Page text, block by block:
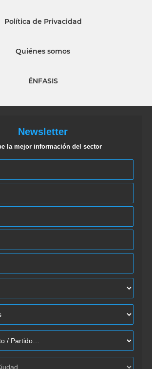
Política de Privacidad
Quiénes somos
ÉNFASIS
Newsletter
la mejor información del sector